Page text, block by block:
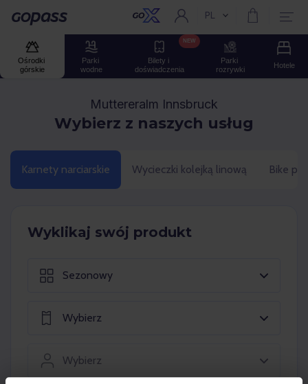
Gopass Aktualny język:
PL
Ośrodki
górskie
Parki
wodne
Bilety i
doświadczenia
NEW
Parki
rozrywki
Hotele
Muttereralm Innsbruck
Wybierz z naszych usług
Karnety narciarskie Wycieczki kolejką linową Bike
Wyklikaj swój produkt
Sezonowy
Wybierz
Wybierz